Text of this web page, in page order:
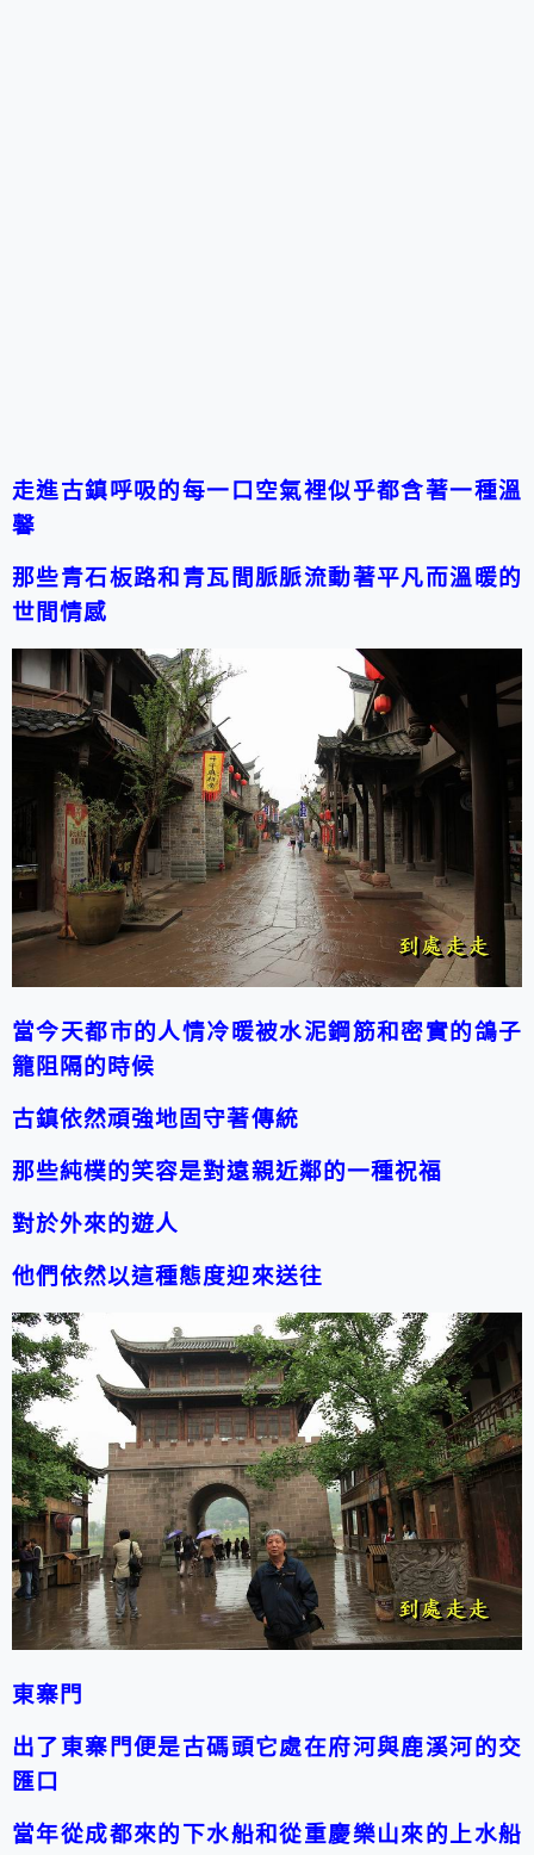
走進古鎮呼吸的每一口空氣裡似乎都含著一種溫
馨
那些青石板路和青瓦間脈脈流動著平凡而溫暖的
世間情感
當今天都市的人情冷暖被水泥鋼筋和密實的鴿子
籠阻隔的時候
古鎮依然頑強地固守著傳統
那些純樸的笑容是對遠親近鄰的一種祝福
對於外來的遊人
他們依然以這種態度迎來送往
東寨門
出了東寨門便是古碼頭它處在府河與鹿溪河的交
匯口
當年從成都來的下水船和從重慶樂山來的上水船